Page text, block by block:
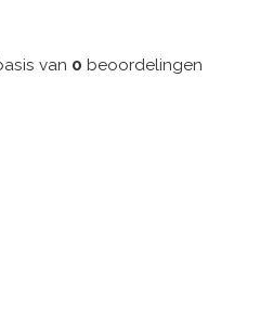
van 0 beoordelingen